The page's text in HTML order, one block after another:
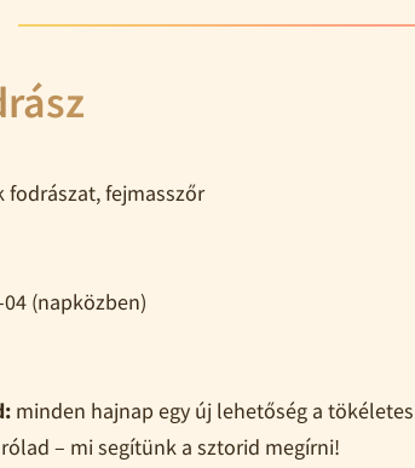
fodrászat, fejmasszőr
(napközben)
minden hajnap egy új lehetőség a
– mi segítünk a sztorid megírni!